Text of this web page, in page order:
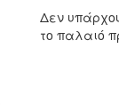
Δεν
το παλαιό